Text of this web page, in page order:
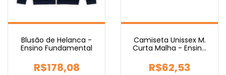
Blusão de Helanca -
Ensino Fundamental
R$178,08
Camiseta Unissex M.
Curta Malha - Ensino
R$62,53